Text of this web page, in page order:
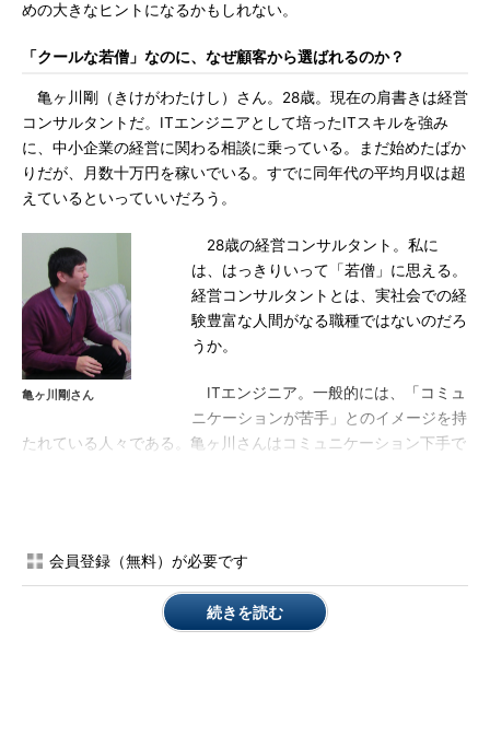
めの大きなヒントになるかもしれない。
「クールな若僧」なのに、なぜ顧客から選ばれるのか？
亀ヶ川剛（きけがわたけし）さん。28歳。現在の肩書きは経営
コンサルタントだ。ITエンジニアとして培ったITスキルを強み
に、中小企業の経営に関わる相談に乗っている。まだ始めたばか
りだが、月数十万円を稼いでいる。すでに同年代の平均月収は超
えているといっていいだろう。
亀ヶ川剛さん
28歳の経営コンサルタント。私に
は、はっきりいって「若僧」に思える。
経営コンサルタントとは、実社会での経
験豊富な人間がなる職種ではないのだろ
うか。
ITエンジニア。一般的には、「コミュ
ニケーションが苦手」とのイメージを持
たれている人々である。亀ヶ川さんはコミュニケーション下手で
だ。
それなのに、「まだ安定していない」（亀ヶ川さん）とはい
会員登録（無料）が必要です
続きを読む